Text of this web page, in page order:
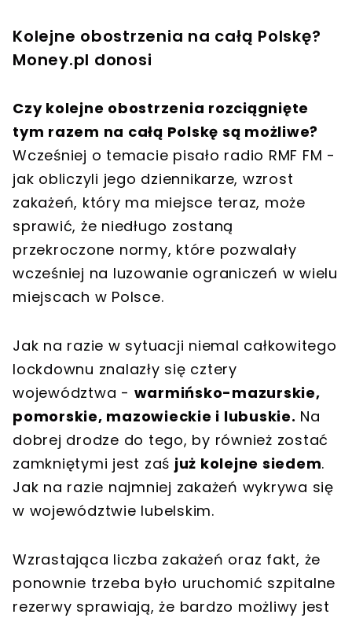
Kolejne obostrzenia na całą Polskę?
Money.pl donosi
Czy kolejne obostrzenia rozciągnięte
tym razem na całą Polskę są możliwe?
Wcześniej o temacie pisało radio RMF FM -
jak obliczyli jego dziennikarze, wzrost
zakażeń, który ma miejsce teraz, może
sprawić, że niedługo zostaną
przekroczone normy, które pozwalały
wcześniej na luzowanie ograniczeń w wielu
miejscach w Polsce.
Jak na razie w sytuacji niemal całkowitego
lockdownu znalazły się cztery
województwa - warmińsko-mazurskie,
pomorskie, mazowieckie i lubuskie. Na
dobrej drodze do tego, by również zostać
zamkniętymi jest zaś już kolejne siedem.
Jak na razie najmniej zakażeń wykrywa się
w województwie lubelskim.
Wzrastająca liczba zakażeń oraz fakt, że
ponownie trzeba było uruchomić szpitalne
rezerwy sprawiają, że bardzo możliwy jest